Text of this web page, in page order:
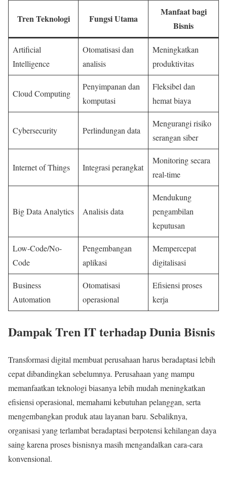
Tren Teknologi Fungsi Utama
Manfaat bagi
Bisnis
Artificial
Intelligence
Otomatisasi dan
analisis
Meningkatkan
produktivitas
Cloud Computing
Penyimpanan dan
komputasi
Fleksibel dan
hemat biaya
Cybersecurity Perlindungan data
Mengurangi risiko
serangan siber
Internet of Things Integrasi perangkat
Monitoring secara
real-time
Big Data Analytics Analisis data
Mendukung
pengambilan
keputusan
Low-Code/No-
Code
Pengembangan
aplikasi
Mempercepat
digitalisasi
Business
Automation
Otomatisasi
operasional
Efisiensi proses
kerja
Dampak Tren IT terhadap Dunia Bisnis
Transformasi digital membuat perusahaan harus beradaptasi lebih
cepat dibandingkan sebelumnya. Perusahaan yang mampu
memanfaatkan teknologi biasanya lebih mudah meningkatkan
efisiensi operasional, memahami kebutuhan pelanggan, serta
mengembangkan produk atau layanan baru. Sebaliknya,
organisasi yang terlambat beradaptasi berpotensi kehilangan daya
saing karena proses bisnisnya masih mengandalkan cara-cara
konvensional.